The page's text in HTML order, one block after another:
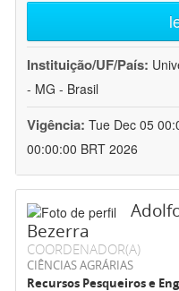
Instituição/UF/País:
- MG - Brasil
Vigência: Tue Dec 05
00:00:00 BRT 2026
Bezerra
COORDENADOR(A)
CIÊNCIAS AGRÁRIAS
Recursos Pesqueiros e